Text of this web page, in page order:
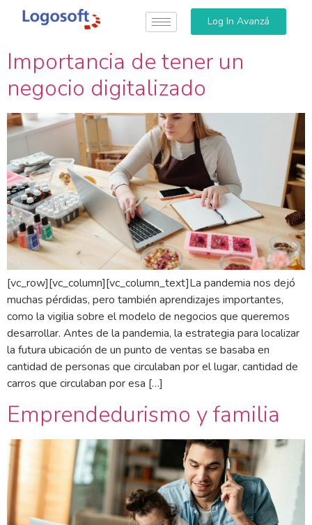
Log In Avanzá
Importancia de tener un
negocio digitalizado
[vc_row][vc_column][vc_column_text]La pandemia nos dejó
muchas pérdidas, pero también aprendizajes importantes,
como la vigilia sobre el modelo de negocios que queremos
desarrollar. Antes de la pandemia, la estrategia para localizar
la futura ubicación de un punto de ventas se basaba en
cantidad de personas que circulaban por el lugar, cantidad de
carros que circulaban por esa […]
Emprendedurismo y familia